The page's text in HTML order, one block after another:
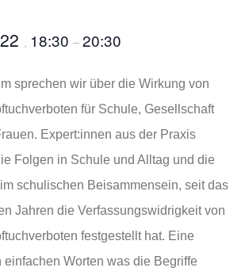
, 18:30 –20:30
sprechen wir über die Wirkung von
für Schule, Gesellschaft
Expert:innen aus der Praxis
Folgen in Schule und Alltag und die
schulischen Beisammensein, seit das
Jahren die Verfassungswidrigkeit von
festgestellt hat. Eine
einfachen Worten was die Begriffe